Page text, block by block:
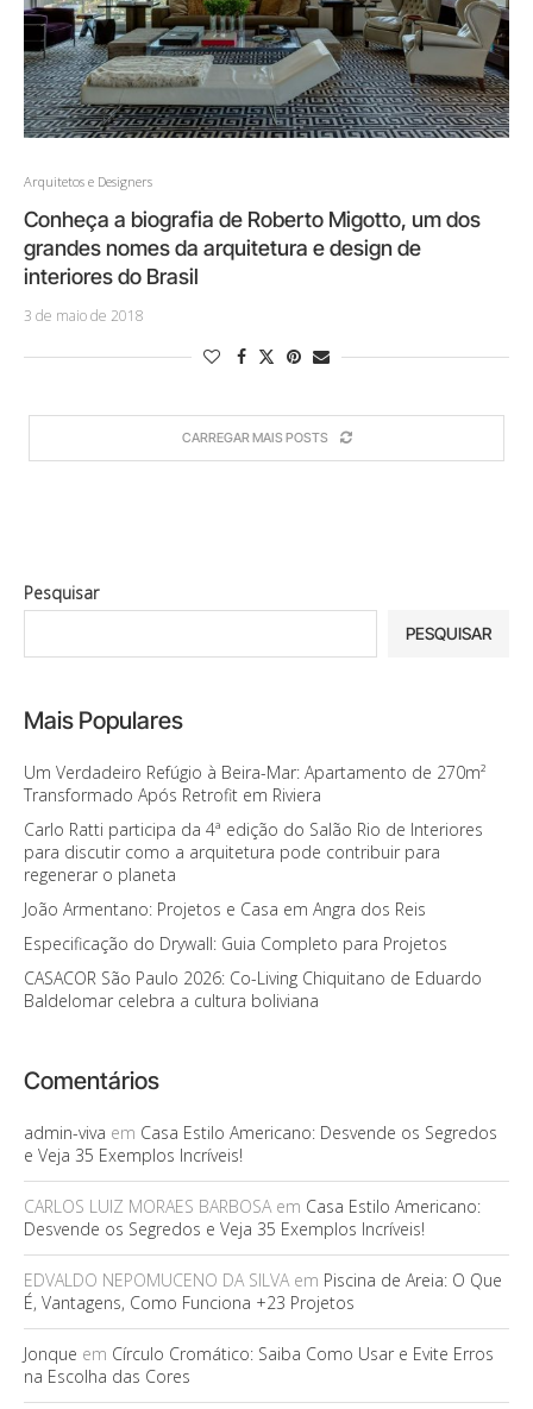
Arquitetos e Designers
Conheça a biografia de Roberto Migotto, um dos
grandes nomes da arquitetura e design de
interiores do Brasil
3 de maio de 2018
CARREGAR MAIS POSTS
Pesquisar
PESQUISAR
Mais Populares
Um Verdadeiro Refúgio à Beira-Mar: Apartamento de 270m²
Transformado Após Retrofit em Riviera
Carlo Ratti participa da 4ª edição do Salão Rio de Interiores
para discutir como a arquitetura pode contribuir para
regenerar o planeta
João Armentano: Projetos e Casa em Angra dos Reis
Especificação do Drywall: Guia Completo para Projetos
CASACOR São Paulo 2026: Co-Living Chiquitano de Eduardo
Baldelomar celebra a cultura boliviana
Comentários
admin-viva em Casa Estilo Americano: Desvende os Segredos
e Veja 35 Exemplos Incríveis!
CARLOS LUIZ MORAES BARBOSAem Casa Estilo Americano:
Desvende os Segredos e Veja 35 Exemplos Incríveis!
EDVALDO NEPOMUCENO DA SILVAem Piscina de Areia: O Que
É, Vantagens, Como Funciona +23 Projetos
Jonque em Círculo Cromático: Saiba Como Usar e Evite Erros
na Escolha das Cores